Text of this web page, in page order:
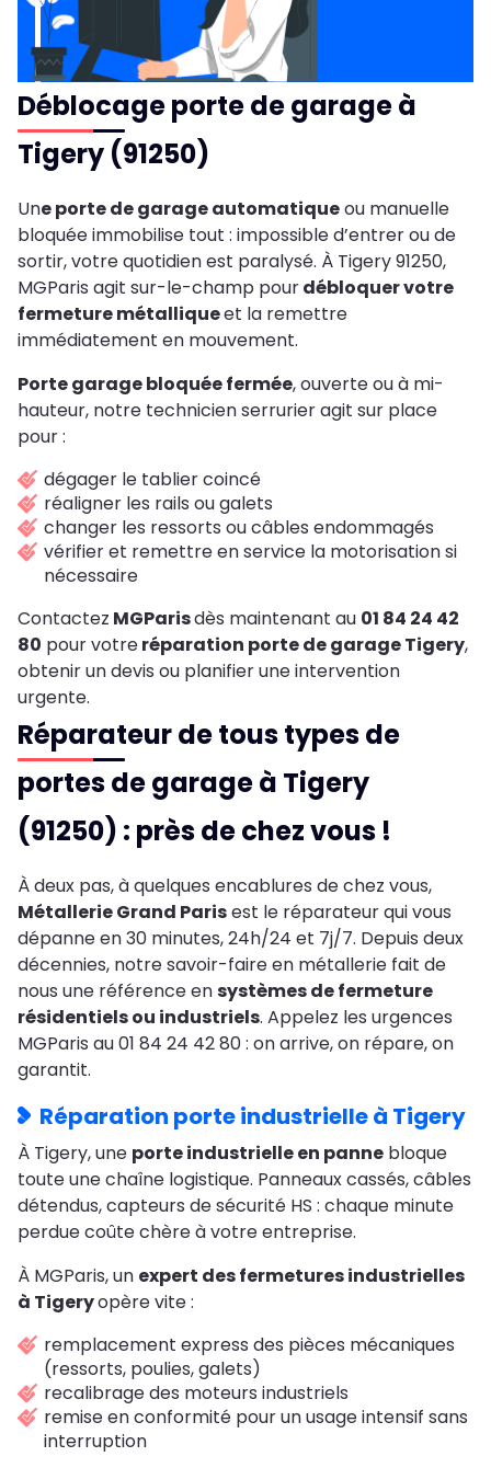
Déblocage porte de garage à
Tigery (91250)
Une porte de garage automatiqueou manuelle
bloquée immobilise tout : impossible d’entrer ou de
sortir, votre quotidien est paralysé. À Tigery 91250,
MGParis agit sur-le-champ pourdébloquer votre
fermeture métalliqueet la remettre
immédiatement en mouvement.
Porte garage bloquée fermée, ouverte ou à mi-
hauteur, notre technicien serrurier agit sur place
pour :
dégager le tablier coincé
réaligner les rails ou galets
changer les ressorts ou câbles endommagés
vérifier et remettre en service la motorisation si
nécessaire
Contactez MGParisdès maintenant au 01 84 24 42
80 pour votreréparation porte de garageTigery,
obtenir un devis ou planifier une intervention
urgente.
Réparateur de tous types de
portes de garage à Tigery
(91250) : près de chez vous !
À deux pas, à quelques encablures de chez vous,
Métallerie Grand Parisest le réparateur qui vous
dépanne en 30 minutes, 24h/24 et 7j/7. Depuis deux
décennies, notre savoir-faire en métallerie fait de
nous une référence ensystèmes de fermeture
résidentiels ou industriels. Appelez les urgences
MGParis au 01 84 24 42 80 : on arrive, on répare, on
garantit.
Réparation porte industrielle à Tigery
À Tigery, une porte industrielle en panne bloque
toute une chaîne logistique. Panneaux cassés, câbles
détendus, capteurs de sécurité HS : chaque minute
perdue coûte chère à votre entreprise.
À MGParis, un expert des fermetures industrielles
à Tigeryopère vite :
remplacement express des pièces mécaniques
(ressorts, poulies, galets)
recalibrage des moteurs industriels
remise en conformité pour un usage intensif sans
interruption